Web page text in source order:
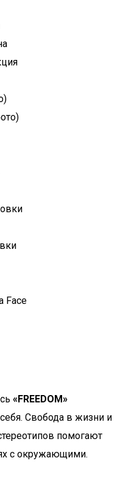
Face
«FREEDOM»
Свобода в жизни и
помогают
с окружающими.